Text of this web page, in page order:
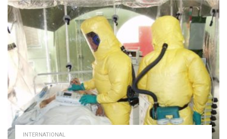
INTERNATIONAL